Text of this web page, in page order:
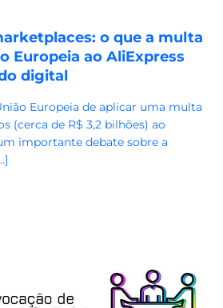
o que a multa
Europeia ao AliExpress
digital
Europeia de aplicar uma multa
(cerca de R$ 3,2 bilhões) ao
importante debate sobre a